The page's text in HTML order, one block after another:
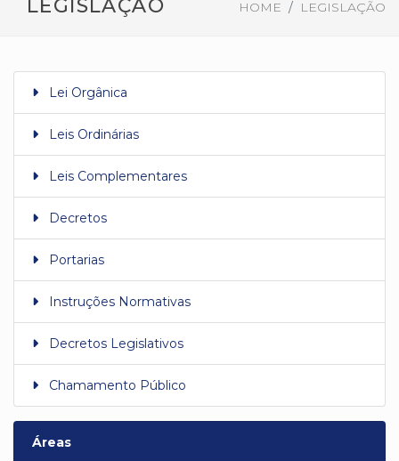
LEGISLAÇÃO HOME LEGISLAÇÃO
Lei Orgânica
Leis Ordinárias
Leis Complementares
Decretos
Portarias
Instruções Normativas
Decretos Legislativos
Chamamento Público
Áreas